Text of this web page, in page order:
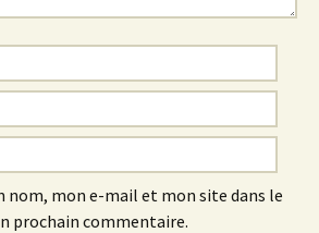
nom, mon e-mail et mon site dans le
prochain commentaire.